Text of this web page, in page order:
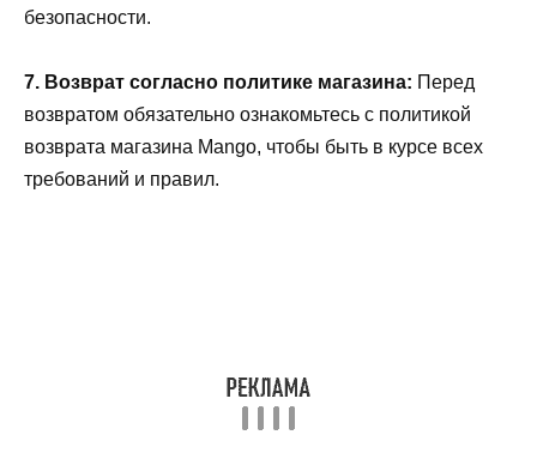
безопасности.
7. Возврат согласно политике магазина: Перед
возвратом обязательно ознакомьтесь с политикой
возврата магазина Mango, чтобы быть в курсе всех
требований и правил.